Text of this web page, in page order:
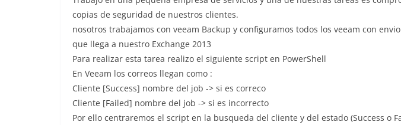
copias de seguridad de nuestros clientes.
nosotros trabajamos con veeam Backup y configuramos todos los veeam con
que llega a nuestro Exchange 2013
Para realizar esta tarea realizo el siguiente script en PowerShell
En Veeam los correos llegan como :
Cliente [Success] nombre del job -> si es correco
Cliente [Failed] nombre del job -> si es incorrecto
Por ello centraremos el script en la busqueda del cliente y del estado (Success o